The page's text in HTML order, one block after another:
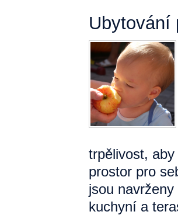
Ubytování
trpělivost,
prostor pro
jsou
kuchyní a